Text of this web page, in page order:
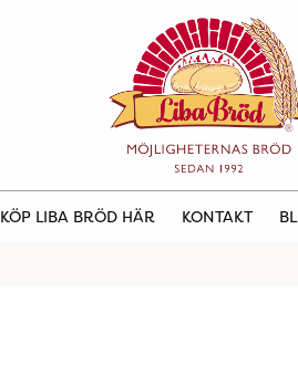
KÖP LIBA BRÖD HÄR KONTAKT